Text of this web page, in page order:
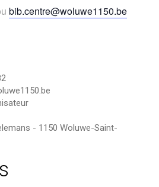
bib.centre@woluwe1150.be
- 1150 Woluwe-Saint-